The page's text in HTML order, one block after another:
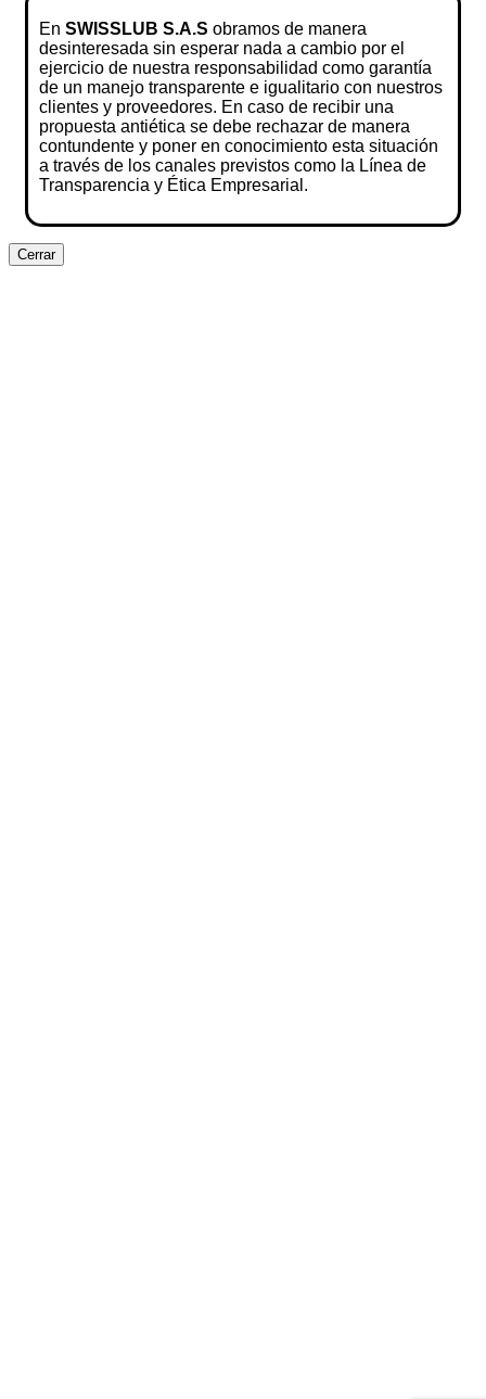
En SWISSLUB S.A.S obramos de manera
desinteresada sin esperar nada a cambio por el
ejercicio de nuestra responsabilidad como garantía
de un manejo transparente e igualitario con nuestros
clientes y proveedores. En caso de recibir una
propuesta antiética se debe rechazar de manera
contundente y poner en conocimiento esta situación
a través de los canales previstos como la Línea de
Transparencia y Ética Empresarial.
Cerrar